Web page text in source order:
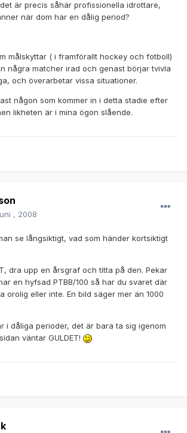
är precis såhär profissionella idrottare,
när dom har en dålig period?
målskyttar ( i framförallt hockey och fotboll)
några matcher irad och genast börjar tvivla
och överarbetar vissa situationer.
någon som kommer in i detta stadie efter
likheten är i mina ögon slående.
, 2008
se långsiktigt, vad som händer kortsiktigt
dra upp en årsgraf och titta på den. Pekar
en hyfsad PTBB/100 så har du svaret där
orolig eller inte. En bild säger mer än 1000
i dåliga perioder, det är bara ta sig igenom
väntar GULDET!